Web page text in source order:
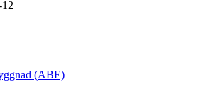
(ABE)